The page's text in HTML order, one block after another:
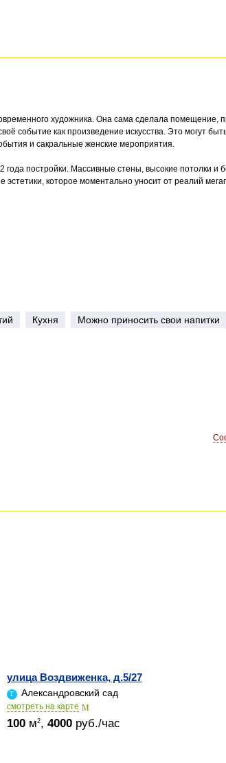
художника. Она сама сделала помещение,
событие как произведение искусства. Это могут
и сакральные женские мероприятия.
года постройки. Массивные стены, высокие потолки
эстетики, которое моментально уносит от реалий
Кухня Можно приносить свои напитки
улица Воздвиженка, д.5/27
Александровский сад
cмотреть на карте
100м2, 4000руб./час